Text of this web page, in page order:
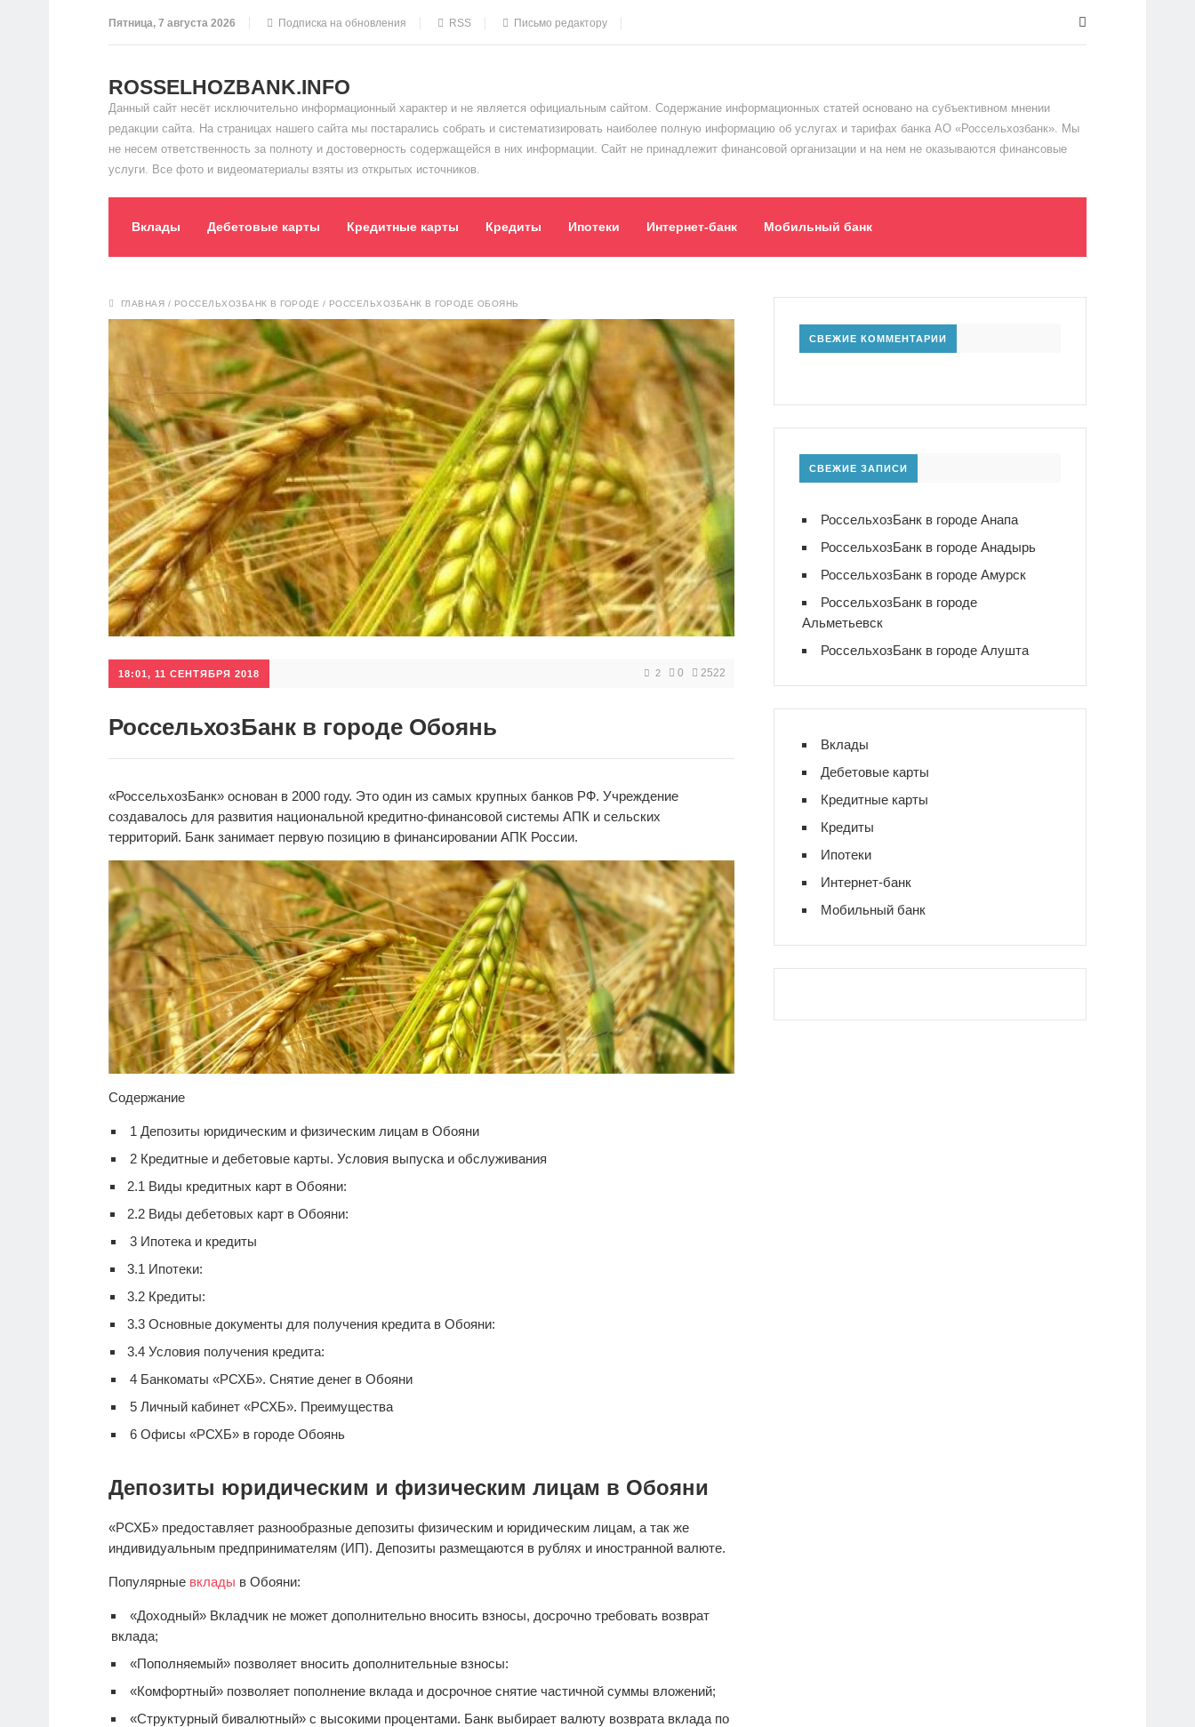
Пятница, 7 августа 2026 Подписка на обновления RSS Письмо редактору
ROSSELHOZBANK.INFO
Данный сайт несёт исключительно информационный характер и не является официальным сайтом. Содержание информационных статей основано на субъективном мнении
редакции сайта. На страницах нашего сайта мы постарались собрать и систематизировать наиболее полную информацию об услугах и тарифах банка АО «Россельхозбанк». Мы
не несем ответственность за полноту и достоверность содержащейся в них информации. Сайт не принадлежит финансовой организации и на нем не оказываются финансовые
услуги. Все фото и видеоматериалы взяты из открытых источников.
Вклады Дебетовые карты Кредитные карты Кредиты Ипотеки Интернет-банк Мобильный банк
ГЛАВНАЯ / РОССЕЛЬХОЗБАНК В ГОРОДЕ / РОССЕЛЬХОЗБАНК В ГОРОДЕ ОБОЯНЬ
18:01, 11 СЕНТЯБРЯ 2018 2 0 2522
РоссельхозБанк в городе Обоянь
«РоссельхозБанк» основан в 2000 году. Это один из самых крупных банков РФ. Учреждение
создавалось для развития национальной кредитно-финансовой системы АПК и сельских
территорий. Банк занимает первую позицию в финансировании АПК России.
Содержание
1 Депозиты юридическим и физическим лицам в Обояни
2 Кредитные и дебетовые карты. Условия выпуска и обслуживания
2.1 Виды кредитных карт в Обояни:
2.2 Виды дебетовых карт в Обояни:
3 Ипотека и кредиты
3.1 Ипотеки:
3.2 Кредиты:
3.3 Основные документы для получения кредита в Обояни:
3.4 Условия получения кредита:
4 Банкоматы «РСХБ». Снятие денег в Обояни
5 Личный кабинет «РСХБ». Преимущества
6 Офисы «РСХБ» в городе Обоянь
Депозиты юридическим и физическим лицам в Обояни
«РСХБ» предоставляет разнообразные депозиты физическим и юридическим лицам, а так же
индивидуальным предпринимателям (ИП). Депозиты размещаются в рублях и иностранной валюте.
Популярные вклады в Обояни:
«Доходный» Вкладчик не может дополнительно вносить взносы, досрочно требовать возврат
вклада;
«Пополняемый» позволяет вносить дополнительные взносы:
«Комфортный» позволяет пополнение вклада и досрочное снятие частичной суммы вложений;
«Структурный бивалютный» с высокими процентами. Банк выбирает валюту возврата вклада по
СВЕЖИЕ КОММЕНТАРИИ
СВЕЖИЕ ЗАПИСИ
РоссельхозБанк в городе Анапа
РоссельхозБанк в городе Анадырь
РоссельхозБанк в городе Амурск
РоссельхозБанк в городе
Альметьевск
РоссельхозБанк в городе Алушта
Вклады
Дебетовые карты
Кредитные карты
Кредиты
Ипотеки
Интернет-банк
Мобильный банк